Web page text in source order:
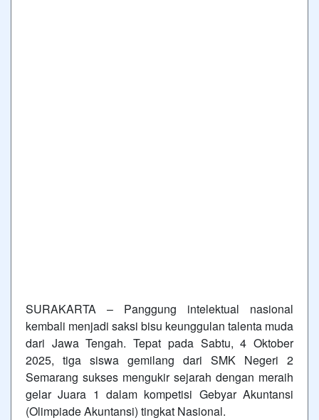
SURAKARTA – Panggung intelektual nasional
kembali menjadi saksi bisu keunggulan talenta muda
dari Jawa Tengah. Tepat pada Sabtu, 4 Oktober
2025, tiga siswa gemilang dari SMK Negeri 2
Semarang sukses mengukir sejarah dengan meraih
gelar Juara 1 dalam kompetisi Gebyar Akuntansi
(Olimpiade Akuntansi) tingkat Nasional.